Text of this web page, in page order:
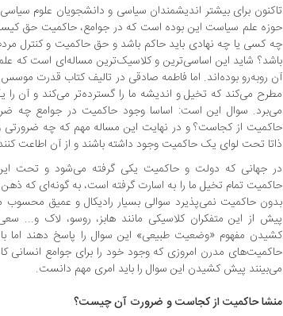
تاکنون برای بیشتر اندیشمندان سیاسی و دانشجویان علوم
حوزه علم سیاست این بوده است که در جوامع، حاکمیت حق
چه کسی یا چه نهادی باید حاکم باشد و حق حاکمیت و کنترل
باشد؟ شاید این اساسی‌ترین و کلاسیک‌ترین مساله‌ای است که
آن روبه‌رو بوده‌اند. اما فاطمه صادقی در تالیف کتاب قدرت موسس،
مطرح می‌کند که تخیل و اندیشه ما را گسترده‌تر می‌کند و آن
می‌برد. سوال این است: اساسا وجود حاکمیت در جوامع چه
حاکمیت از کجاست؟ و در نهایت این مساله مهم که چه ضرورتی
ذاتا تحت لوای یک حاکمیت وجود داشته باشند و از آن اطاعت
در جهانی که دولت و حاکمیت یکی گرفته می‌شود و تحت
حاکمیت تمام تخیل ما را به اسارت گرفته است، به گونه‌ای که
بدون حاکمیت نمی‌پذیرد سوالی بسیار رادیکال و عمیق
پیش از این متفکران کلاسیکی مانند هابز، روسو، لاک و...
کشیدن مفهوم «وضعیت طبیعی» این سوال را پاسخ دهند اما
حاکمیت‌های مدرن امروزی که وجود خود را برای جوامع انسانی
می‌بینند پیش کشیدن این سوال را باید امری مهم دانست.
منشا حاکمیت از کجاست و ضرورت آن چیست؟